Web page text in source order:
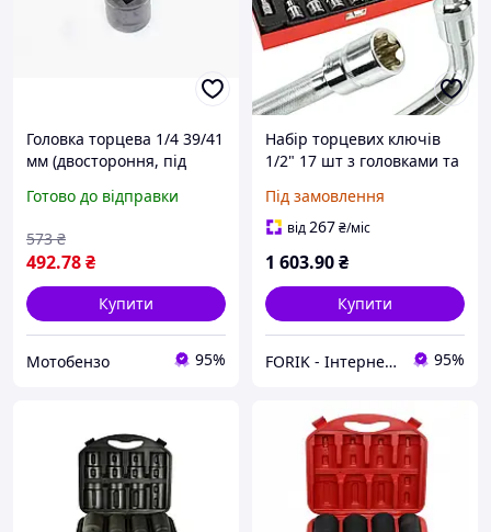
Головка торцева 1/4 39/41
мм (двостороння, під
Готово до відправки
492.78₴
573 ₴
Купити
Мотобензо 95%
Набір торцевих ключів
1/2" 17 шт з головками та
M58202
Під замовлення
від267₴/міс
1 603.90₴
Купити
FORIK - Інтернет гіпермаркет 95%